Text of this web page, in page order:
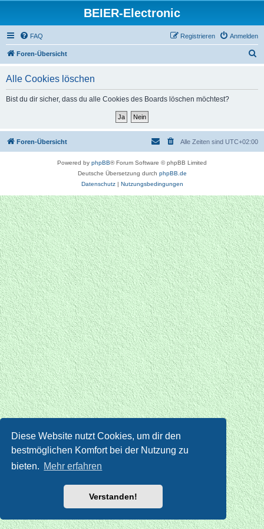
Diese Website nutzt Cookies, um dir den
bestmöglichen Komfort bei der Nutzung zu
bieten. Mehr erfahren
Verstanden!
BEIER-Electronic
FAQ Anmelden
Registrieren
Foren-Übersicht
Alle Cookies löschen
Bist du dir sicher, dass du alle Cookies des Boards löschen möchtest?
Foren-Übersicht Alle Zeiten sind UTC+02:00
Powered by phpBB® Forum Software © phpBB Limited
Deutsche Übersetzung durch phpBB.de
Datenschutz| Nutzungsbedingungen